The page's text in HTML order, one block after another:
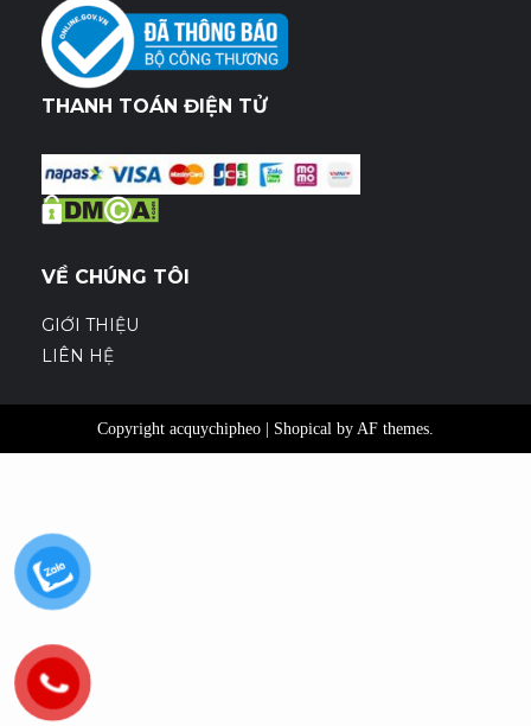
THANH TOÁN ĐIỆN TỬ
VỀ CHÚNG TÔI
GIỚI THIỆU
LIÊN HỆ
Copyright acquychipheo Shopical by AF themes.